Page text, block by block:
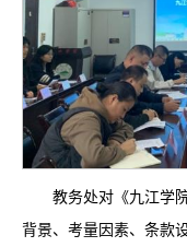
教务处对《九江学
背景、考量因素、条款